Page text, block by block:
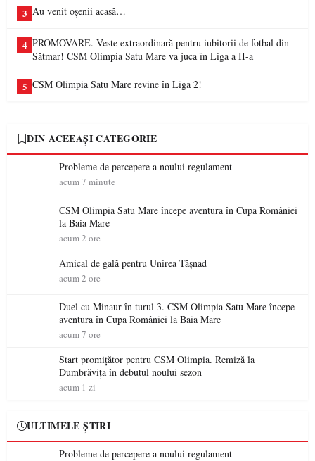
3 Au venit oșenii acasă…
4 PROMOVARE. Veste extraordinară pentru iubitorii de fotbal din
Sătmar! CSM Olimpia Satu Mare va juca în Liga a II-a
5 CSM Olimpia Satu Mare revine în Liga 2!
DIN ACEEAȘI CATEGORIE
Probleme de percepere a noului regulament
acum 7 minute
CSM Olimpia Satu Mare începe aventura în Cupa României
la Baia Mare
acum 2 ore
Amical de gală pentru Unirea Tășnad
acum 2 ore
Duel cu Minaur în turul 3. CSM Olimpia Satu Mare începe
aventura în Cupa României la Baia Mare
acum 7 ore
Start promițător pentru CSM Olimpia. Remiză la
Dumbrăvița în debutul noului sezon
acum 1 zi
ULTIMELE ȘTIRI
Probleme de percepere a noului regulament